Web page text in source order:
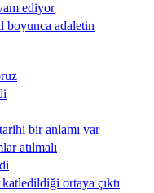
ediyor
boyunca adaletin
bir anlamı var
atılmalı
ortaya çıktı